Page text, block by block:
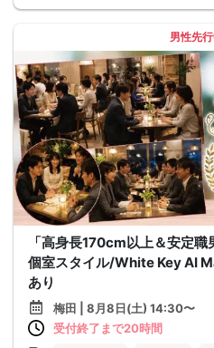
男性先行
「高身長170cm以上＆安定
個室スタイル/White Key AI
あり
梅田 | 8月8日(土) 14:30〜
受付終了まで20時間